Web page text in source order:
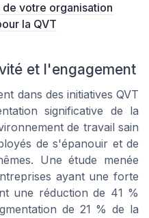
votre organisation
la QVT
et l'engagement
dans des initiatives QVT
significative de la
de travail sain
de s'épanouir et de
Une étude menée
ayant une forte
une réduction de 41 %
de 21 % de la